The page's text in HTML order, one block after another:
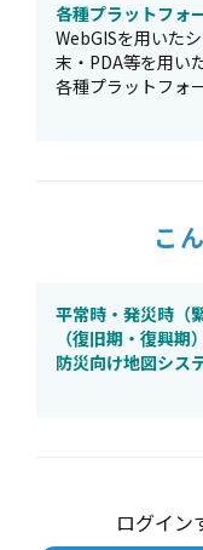
各種プラットフォ
WebGISを用いた
末・PDA等を用い
各種プラットフォ
こ
平常時・発災時（
（復旧期・復興
防災向け地図シス
ログイン